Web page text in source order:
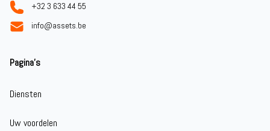
+32 3 633 44 55
info@assets.be
Pagina's
Diensten
Uw voordelen